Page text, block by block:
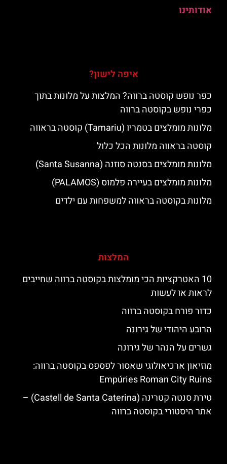
אודותינו
איפה לישון?
כפר נופש קוסטה ברווה? המלצות על מלונות בתוך
כפרי נופש בקוסטה ברווה
מלונות מומלצים בטמריו (Tamariu) קוסטה בראווה
קוסטה בראווה מלונות הכל כלול
מלונות מומלצים בסנטה סוזנה (Santa Susanna)
מלונות מומלצים בעיירה פלמוס (PALAMOS)
מלונות בקוסטה בראווה למשפחות עם ילדים
המלצות
10 האטרקציות הכי מומלצות בקוסטה ברווה שחייבים
לראות או לעשות
כדור פורח בקוסטה ברווה
הרובע היהודי של גירונה
גשרים על הנהר של גירונה
מוזיאון ארכיאולוגי שאסור לפספס בקוסטה ברווה:
Empúries Roman City Ruins
טירת סנטה קטרינה (Castell de Santa Caterina) –
אתר היסטורי בקוסטה ברווה